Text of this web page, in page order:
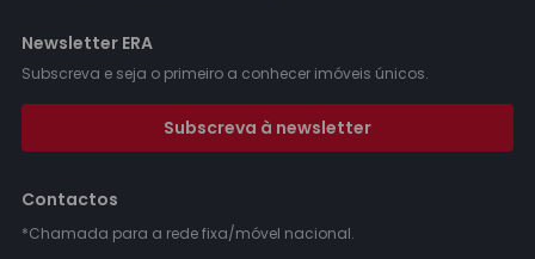
Newsletter ERA
Subscreva e seja o primeiro a conhecer imóveis únicos.
Subscreva à newsletter
Contactos
*Chamada para a rede fixa/móvel nacional.